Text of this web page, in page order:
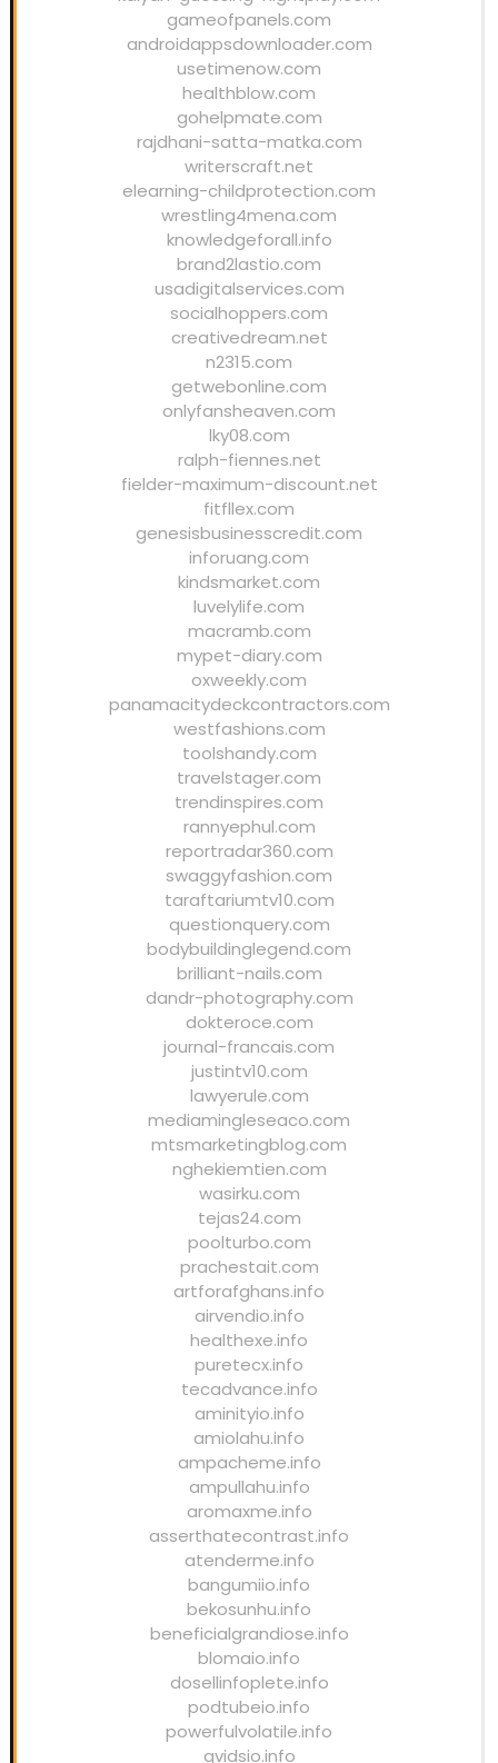
gameofpanels.com
androidappsdownloader.com
usetimenow.com
healthblow.com
gohelpmate.com
rajdhani-satta-matka.com
writerscraft.net
elearning-childprotection.com
wrestling4mena.com
knowledgeforall.info
brand2lastio.com
usadigitalservices.com
socialhoppers.com
creativedream.net
n2315.com
getwebonline.com
onlyfansheaven.com
lky08.com
ralph-fiennes.net
fielder-maximum-discount.net
fitfllex.com
genesisbusinesscredit.com
inforuang.com
kindsmarket.com
luvelylife.com
macramb.com
mypet-diary.com
oxweekly.com
panamacitydeckcontractors.com
westfashions.com
toolshandy.com
travelstager.com
trendinspires.com
rannyephul.com
reportradar360.com
swaggyfashion.com
taraftariumtv10.com
questionquery.com
bodybuildinglegend.com
brilliant-nails.com
dandr-photography.com
dokteroce.com
journal-francais.com
justintv10.com
lawyerule.com
mediamingleseaco.com
mtsmarketingblog.com
nghekiemtien.com
wasirku.com
tejas24.com
poolturbo.com
prachestait.com
artforafghans.info
airvendio.info
healthexe.info
puretecx.info
tecadvance.info
aminityio.info
amiolahu.info
ampacheme.info
ampullahu.info
aromaxme.info
asserthatecontrast.info
atenderme.info
bangumiio.info
bekosunhu.info
beneficialgrandiose.info
blomaio.info
dosellinfoplete.info
podtubeio.info
powerfulvolatile.info
qvidsio.info